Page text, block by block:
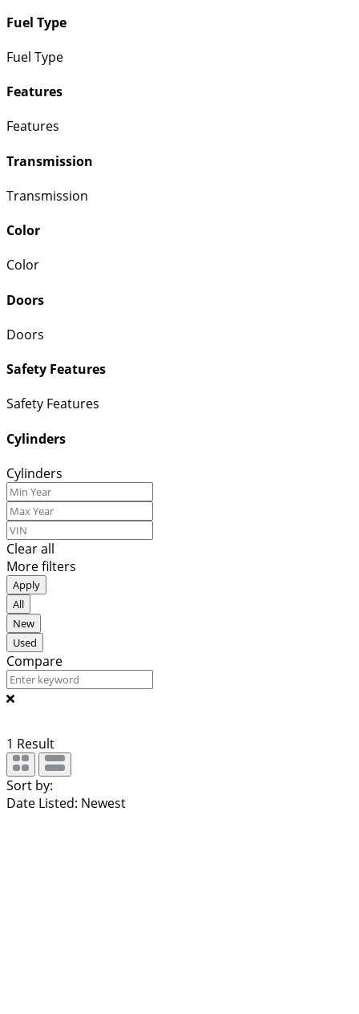
Fuel Type
Fuel Type
Features
Features
Transmission
Transmission
Color
Color
Doors
Doors
Safety Features
Safety Features
Cylinders
Cylinders
Clear all
More filters
Apply
All
New
Used
Compare
1 Result
Sort by:
Date Listed: Newest